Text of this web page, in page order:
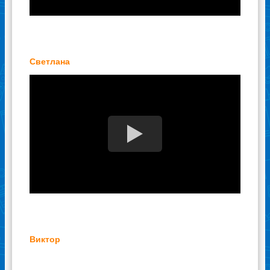
Степан
Светлана
Виктор